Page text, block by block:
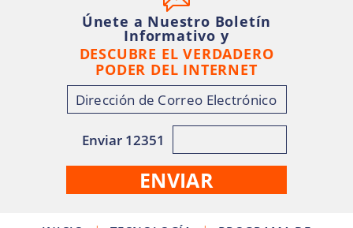
Únete a Nuestro Boletín
Informativo y
DESCUBRE EL VERDADERO
PODER DEL INTERNET
Enviar 12351